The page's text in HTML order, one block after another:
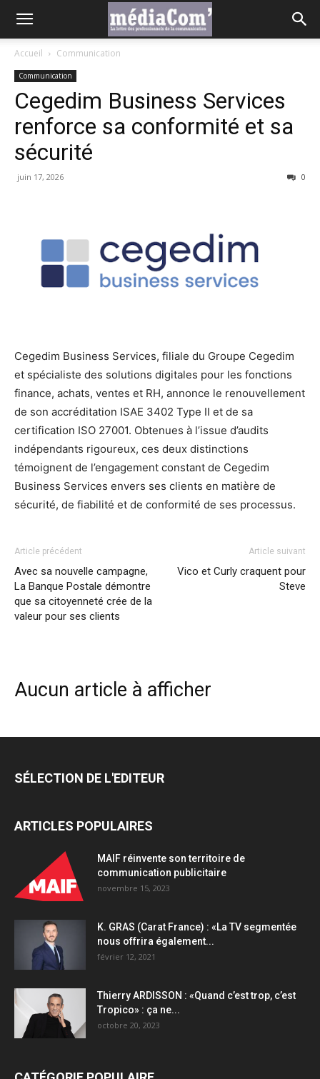
Accueil Communication
Communication
Cegedim Business Services
renforce sa conformité et sa
sécurité
juin 17, 2026 0
Cegedim Business Services, filiale du Groupe Cegedim
et spécialiste des solutions digitales pour les fonctions
finance, achats, ventes et RH, annonce le renouvellement
de son accréditation ISAE 3402 Type II et de sa
certification ISO 27001. Obtenues à l’issue d’audits
indépendants rigoureux, ces deux distinctions
témoignent de l’engagement constant de Cegedim
Business Services envers ses clients en matière de
sécurité, de fiabilité et de conformité de ses processus.
Article précédent
Avec sa nouvelle campagne,
La Banque Postale démontre
que sa citoyenneté crée de la
valeur pour ses clients
Article suivant
Vico et Curly craquent pour
Steve
Aucun article à afficher
SÉLECTION DE L'EDITEUR
ARTICLES POPULAIRES
MAIF réinvente son territoire de
communication publicitaire
novembre 15, 2023
K. GRAS (Carat France) : «La TV segmentée
nous offrira également...
février 12, 2021
Thierry ARDISSON : «Quand c’est trop, c’est
Tropico» : ça ne...
octobre 20, 2023